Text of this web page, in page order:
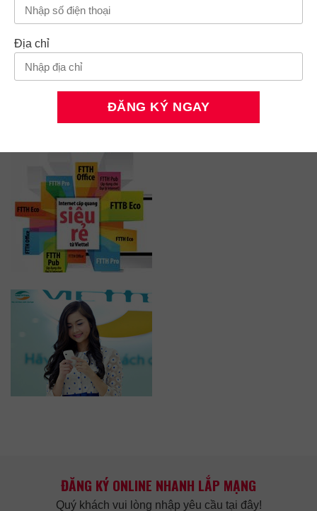
ĐĂNG KÝ ONLINE NHANH LẮP MẠNG
Quý khách vui lòng nhập yêu cầu tại đây!
Địa chỉ